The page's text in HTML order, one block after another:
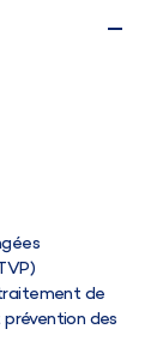
de
prévention des